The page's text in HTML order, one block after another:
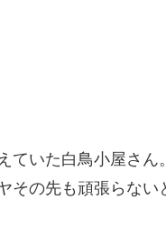
ていた白鳥小屋さん
その先も頑張らない